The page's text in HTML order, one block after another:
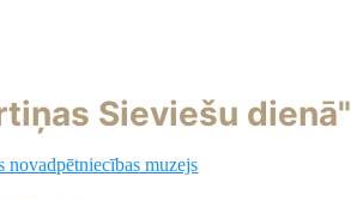
Sieviešu dienā"
novadpētniecības muzejs